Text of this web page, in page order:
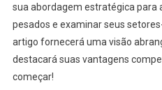
sua abordagem estratégica para
pesados e examinar seus
artigo fornecerá uma visão
destacará suas vantagens
começar!